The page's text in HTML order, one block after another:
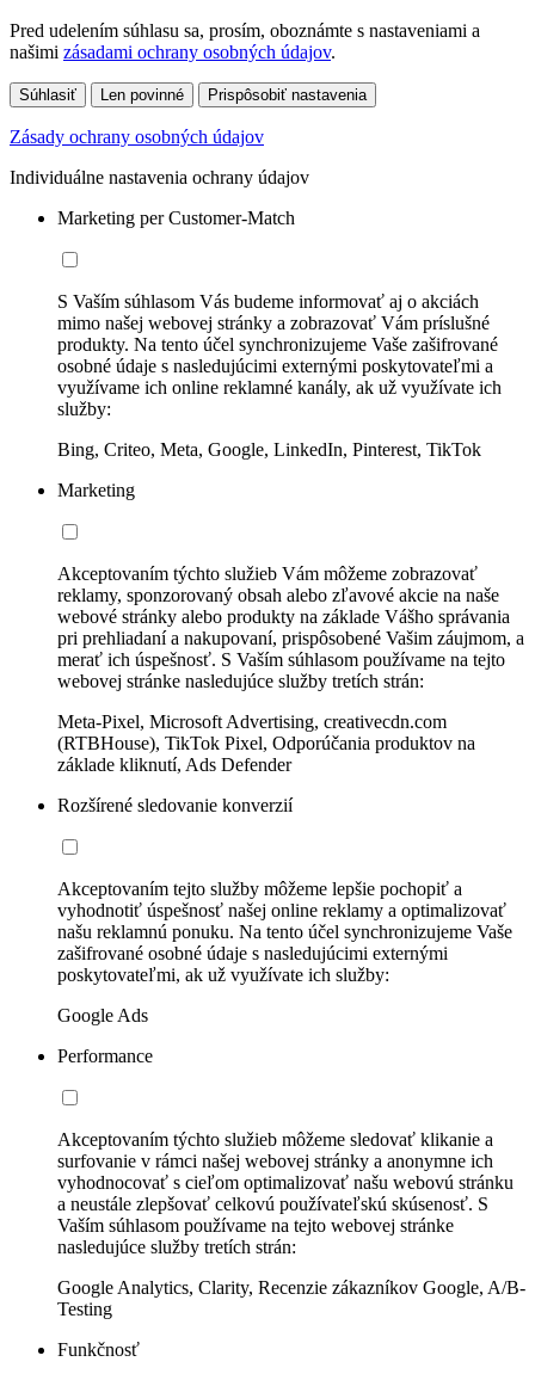
Pred udelením súhlasu sa, prosím, oboznámte s nastaveniami a
našimi zásadami ochrany osobných údajov.
Súhlasiť Len povinné Prispôsobiť nastavenia
Zásady ochrany osobných údajov
Individuálne nastavenia ochrany údajov
Marketing per Customer-Match
S Vaším súhlasom Vás budeme informovať aj o akciách
mimo našej webovej stránky a zobrazovať Vám príslušné
produkty. Na tento účel synchronizujeme Vaše zašifrované
osobné údaje s nasledujúcimi externými poskytovateľmi a
využívame ich online reklamné kanály, ak už využívate ich
služby:
Bing, Criteo, Meta, Google, LinkedIn, Pinterest, TikTok
Marketing
Akceptovaním týchto služieb Vám môžeme zobrazovať
reklamy, sponzorovaný obsah alebo zľavové akcie na naše
webové stránky alebo produkty na základe Vášho správania
pri prehliadaní a nakupovaní, prispôsobené Vašim záujmom, a
merať ich úspešnosť. S Vaším súhlasom používame na tejto
webovej stránke nasledujúce služby tretích strán:
Meta-Pixel, Microsoft Advertising, creativecdn.com
(RTBHouse), TikTok Pixel, Odporúčania produktov na
základe kliknutí, Ads Defender
Rozšírené sledovanie konverzií
Akceptovaním tejto služby môžeme lepšie pochopiť a
vyhodnotiť úspešnosť našej online reklamy a optimalizovať
našu reklamnú ponuku. Na tento účel synchronizujeme Vaše
zašifrované osobné údaje s nasledujúcimi externými
poskytovateľmi, ak už využívate ich služby:
Google Ads
Performance
Akceptovaním týchto služieb môžeme sledovať klikanie a
surfovanie v rámci našej webovej stránky a anonymne ich
vyhodnocovať s cieľom optimalizovať našu webovú stránku
a neustále zlepšovať celkovú používateľskú skúsenosť. S
Vaším súhlasom používame na tejto webovej stránke
nasledujúce služby tretích strán:
Google Analytics, Clarity, Recenzie zákazníkov Google, A/B-
Testing
Funkčnosť